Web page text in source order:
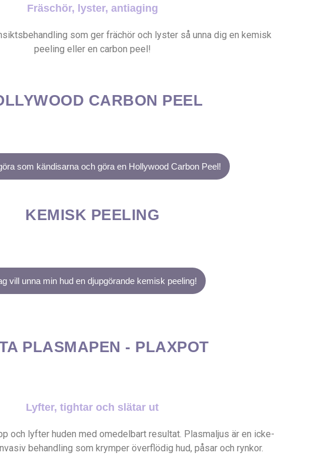
Fräschör, lyster, antiaging
som ger frächör och lyster så unna dig en kemisk
peeling eller en carbon peel!
CARBON PEEL
som kändisarna och göra en Hollywood Carbon Peel!
KEMISK PEELING
vill unna min hud en djupgörande kemisk peeling!
PLASMAPEN - PLAXPOT
Lyfter, tightar och slätar ut
och lyfter huden med omedelbart resultat. Plasmaljus är en icke-
behandling som krymper överflödig hud, påsar och rynkor.